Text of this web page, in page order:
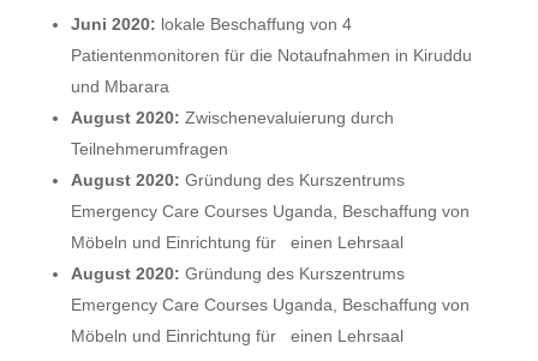
Juni 2020: lokale Beschaffung von 4
Patientenmonitoren für die Notaufnahmen in Kiruddu
und Mbarara
August 2020: Zwischenevaluierung durch
Teilnehmerumfragen
August 2020: Gründung des Kurszentrums
Emergency Care Courses Uganda, Beschaffung von
Möbeln und Einrichtung für einen Lehrsaal
August 2020: Gründung des Kurszentrums
Emergency Care Courses Uganda, Beschaffung von
Möbeln und Einrichtung für einen Lehrsaal